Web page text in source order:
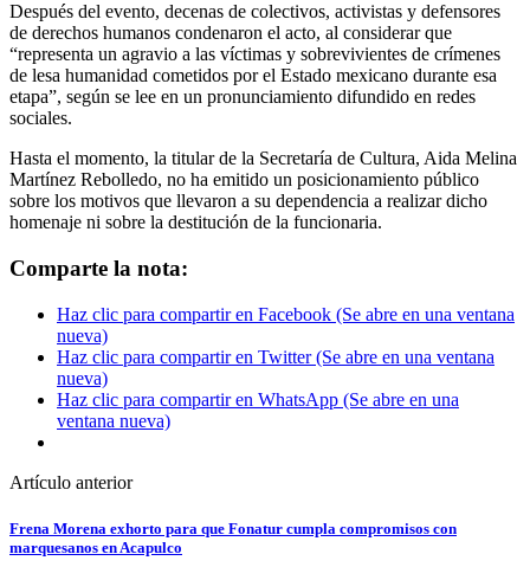
Después del evento, decenas de colectivos, activistas y defensores
de derechos humanos condenaron el acto, al considerar que
“representa un agravio a las víctimas y sobrevivientes de crímenes
de lesa humanidad cometidos por el Estado mexicano durante esa
etapa”, según se lee en un pronunciamiento difundido en redes
sociales.
Hasta el momento, la titular de la Secretaría de Cultura, Aida Melina
Martínez Rebolledo, no ha emitido un posicionamiento público
sobre los motivos que llevaron a su dependencia a realizar dicho
homenaje ni sobre la destitución de la funcionaria.
Comparte la nota:
Haz clic para compartir en Facebook (Se abre en una ventana
nueva)
Haz clic para compartir en Twitter (Se abre en una ventana
nueva)
Haz clic para compartir en WhatsApp (Se abre en una
ventana nueva)
Artículo anterior
Frena Morena exhorto para que Fonatur cumpla compromisos con
marquesanos en Acapulco